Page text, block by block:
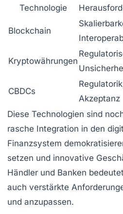
Technologie
Blockchain
Kryptowährungen
CBDCs
Akzeptanz
Diese Technologien sind
rasche Integration in den
Finanzsystem
setzen und innovative
Händler und Banken
auch verstärkte
und anzupassen.